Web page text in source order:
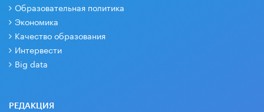
Образовательная политика
Экономика
Качество образования
Интервести
Big data
РЕДАКЦИЯ